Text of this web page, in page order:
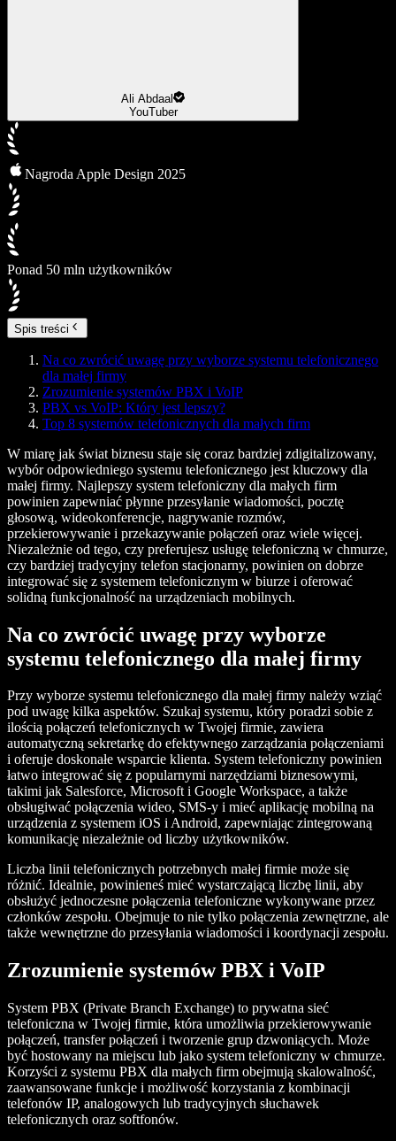
Ali Abdaal
YouTuber
Nagroda Apple Design 2025
Ponad 50 mln użytkowników
Spis treści
Na co zwrócić uwagę przy wyborze systemu telefonicznego
dla małej firmy
Zrozumienie systemów PBX i VoIP
PBX vs VoIP: Który jest lepszy?
Top 8 systemów telefonicznych dla małych firm
W miarę jak świat biznesu staje się coraz bardziej zdigitalizowany,
wybór odpowiedniego systemu telefonicznego jest kluczowy dla
małej firmy. Najlepszy system telefoniczny dla małych firm
powinien zapewniać płynne przesyłanie wiadomości, pocztę
głosową, wideokonferencje, nagrywanie rozmów,
przekierowywanie i przekazywanie połączeń oraz wiele więcej.
Niezależnie od tego, czy preferujesz usługę telefoniczną w chmurze,
czy bardziej tradycyjny telefon stacjonarny, powinien on dobrze
integrować się z systemem telefonicznym w biurze i oferować
solidną funkcjonalność na urządzeniach mobilnych.
Na co zwrócić uwagę przy wyborze
systemu telefonicznego dla małej firmy
Przy wyborze systemu telefonicznego dla małej firmy należy wziąć
pod uwagę kilka aspektów. Szukaj systemu, który poradzi sobie z
ilością połączeń telefonicznych w Twojej firmie, zawiera
automatyczną sekretarkę do efektywnego zarządzania połączeniami
i oferuje doskonałe wsparcie klienta. System telefoniczny powinien
łatwo integrować się z popularnymi narzędziami biznesowymi,
takimi jak Salesforce, Microsoft i Google Workspace, a także
obsługiwać połączenia wideo, SMS-y i mieć aplikację mobilną na
urządzenia z systemem iOS i Android, zapewniając zintegrowaną
komunikację niezależnie od liczby użytkowników.
Liczba linii telefonicznych potrzebnych małej firmie może się
różnić. Idealnie, powinieneś mieć wystarczającą liczbę linii, aby
obsłużyć jednoczesne połączenia telefoniczne wykonywane przez
członków zespołu. Obejmuje to nie tylko połączenia zewnętrzne, ale
także wewnętrzne do przesyłania wiadomości i koordynacji zespołu.
Zrozumienie systemów PBX i VoIP
System PBX (Private Branch Exchange) to prywatna sieć
telefoniczna w Twojej firmie, która umożliwia przekierowywanie
połączeń, transfer połączeń i tworzenie grup dzwoniących. Może
być hostowany na miejscu lub jako system telefoniczny w chmurze.
Korzyści z systemu PBX dla małych firm obejmują skalowalność,
zaawansowane funkcje i możliwość korzystania z kombinacji
telefonów IP, analogowych lub tradycyjnych słuchawek
telefonicznych oraz softfonów.